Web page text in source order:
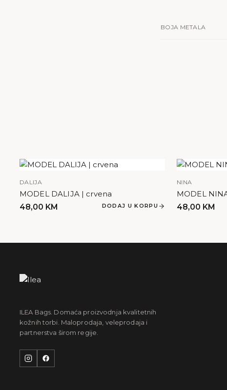
BOJA METALA
DALIJA
MODEL DALIJA | crvena
48,00 KM DODAJ U KORPU
NINA
MODEL
48,00 KM
ILEA Bags. Domaća proizvodnja kvalitetnih
kožnih torbi. Maloprodaja, veleprodaja i
partnerstva širom regije.